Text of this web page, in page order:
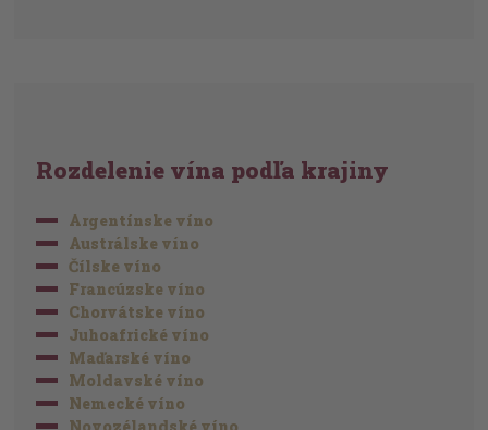
Rozdelenie vína podľa krajiny
Argentínske víno
Austrálske víno
Čílske víno
Francúzske víno
Chorvátske víno
Juhoafrické víno
Maďarské víno
Moldavské víno
Nemecké víno